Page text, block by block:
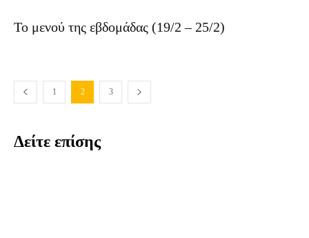
Το μενού της εβδομάδας (19/2 – 25/2)
1 2 3
Δείτε επίσης